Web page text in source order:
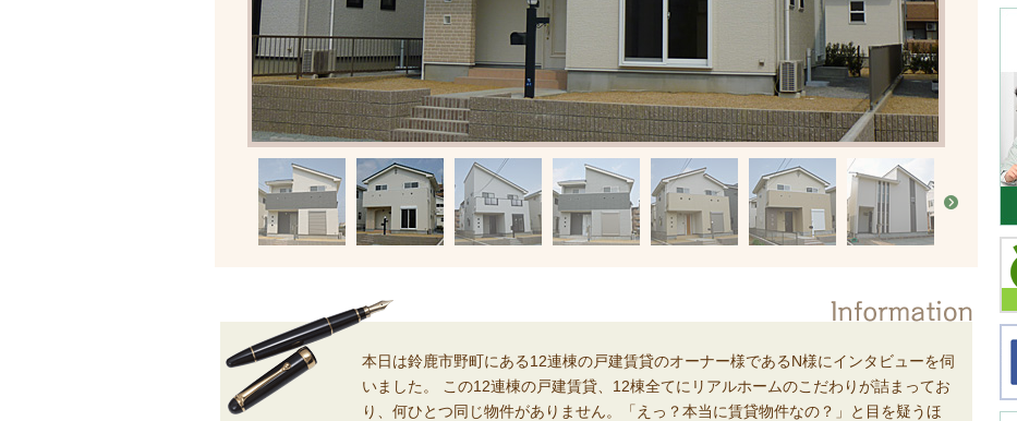
本日は鈴鹿市野町にある12連棟の戸建賃貸のオーナー様であるN様にインタビューを伺
いました。 この12連棟の戸建賃貸、12棟全てにリアルホームのこだわりが詰まってお
り、何ひとつ同じ物件がありません。「えっ？本当に賃貸物件なの？」と目を疑うほ